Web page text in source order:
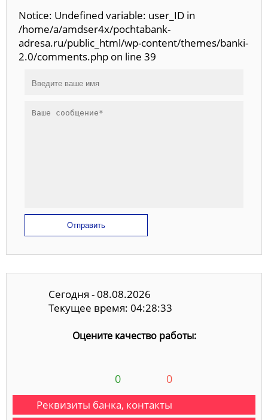
Notice: Undefined variable: user_ID in
/home/a/amdser4x/pochtabank-
adresa.ru/public_html/wp-content/themes/banki-
2.0/comments.php on line 39
Отправить
Сегодня - 08.08.2026
Текущее время: 04:28:33
Оцените качество работы:
0 0
Реквизиты банка, контакты